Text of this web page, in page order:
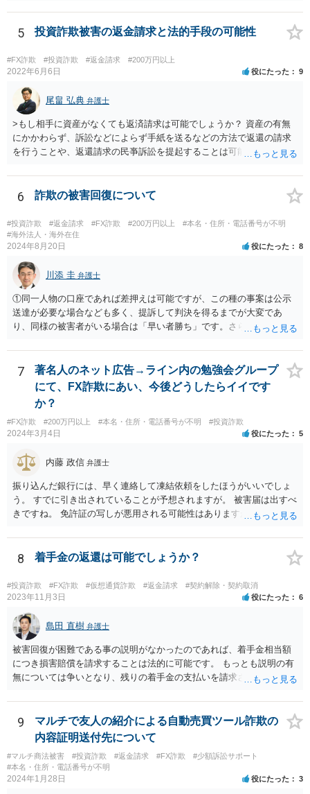
5 投資詐欺被害の返金請求と法的手段の可能性
#FX詐欺 #投資詐欺 #返金請求 #200万円以上
2022年6月6日 役にたった 9
尾畠 弘典 弁護士
>もし相手に資産がなくても返済請求は可能でしょうか？ 資産の有無
にかかわらず、訴訟などによらず手紙を送るなどの方法で返還の請求
を行うことや、返還請求の民亊訴訟を提起することは可能です。 た
合も勝訴できるかどうか、勝訴できるとして相手が判決に従って任意
に返金するかどうかは、不確実です。 相手方が、最初からだますつも
は散逸しているか費消されているか隠匿されている可能性が高いで
す。 そうなると、たとえ民事訴訟で勝訴判決を得たとしても、最終的
には相手方から満足のいく回収をすることができないという結果に終
わってしまうかもしれません。 民事訴訟で勝訴したからといって、国
が相手方の代わりにあなたに対してお金を支払ってくれるわけでもな
ければ、国が自動的・強制的に相手方の資産を見つけ出して、召し上
げてあなたに渡してくれるわけでもありません。 ＞また私１人で弁護
士さんに依頼し返金してもらえることになった場合は他の被害者と分
配になるのでしょうか？ 当然にはそうはなりません。 あなた１人が弁
と分配する義務はありません。
6 詐欺の被害回復について
#投資詐欺 #返金請求 #FX詐欺 #200万円以上
#本名・住所・電話番号が不明
#海外法人・海外在住
2024年8月20日 役にたった 8
川添 圭 弁護士
①同一人物の口座であれば差押えは可能ですが、この種の事案は公示
送達が必要な場合なども多く、提訴して判決を得るまでが大変であ
り、同様の被害者がいる場合は「早い者勝ち」です。さらに詳しい事
れます。 ②わかりません。その法人が特定できるかどうかが問題で
す。調査が必要ですので、弁護士へ相談した方がよいと思います。
7
著名人のネット広告→ライン内の勉強会グループ
にて、FX詐欺にあい、今後どうしたらイイです
か？
#FX詐欺 #200万円以上 #本名・住所・電話番号が不明 #投資詐欺
2024年3月4日 役にたった 5
内藤 政信 弁護士
振り込んだ銀行には、早く連絡して凍結依頼をしたほうがいいでしょ
う。 すでに引き出されていることが予想されますが。 被害届は出すべ
きですね。 免許証の写しが悪用される可能性はありますが、悪用され
ほかの被害者の動向も引き続きチェックしておくといいでしょう。
8 着手金の返還は可能でしょうか？
#投資詐欺 #FX詐欺 #仮想通貨詐欺 #返金請求 #契約解除・契約取消
2023年11月3日 役にたった 6
島田 直樹 弁護士
被害回復が困難である事の説明がなかったのであれば、着手金相当額
につき損害賠償を請求することは法的に可能です。 もっとも説明の有
無については争いとなり、残りの着手金の支払いを請求される可能性
紛議調停を申し立てることが考えられます。
9
マルチで友人の紹介による自動売買ツール詐欺の
内容証明送付先について
#マルチ商法被害 #投資詐欺 #返金請求 #FX詐欺
#少額訴訟サポート
#本名・住所・電話番号が不明
2024年1月28日 役にたった 3